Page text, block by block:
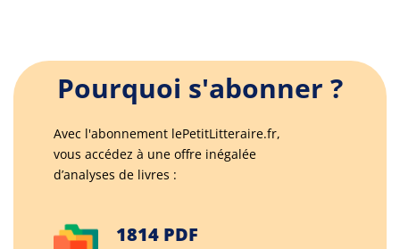
Pourquoi s'abonner ?
Avec l'abonnement lePetitLitteraire.fr,
vous accédez à une offre inégalée
d’analyses de livres :
1814 PDF